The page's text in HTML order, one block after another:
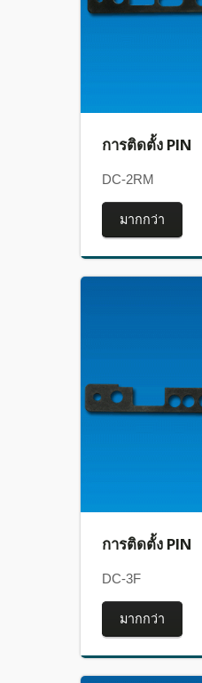
การติดตั้ง PIN
DC-2RM
มากกว่า
การติดตั้ง PIN
DC-3F
มากกว่า